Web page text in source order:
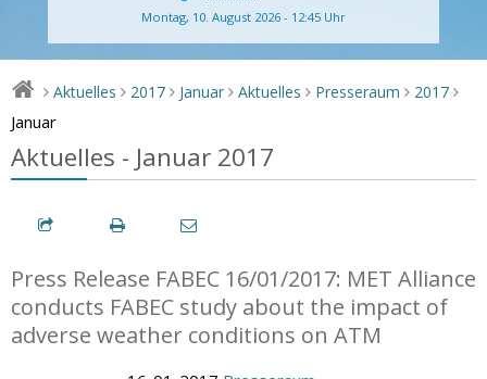
Montag, 10. August 2026 - 12:45 Uhr
> Aktuelles > 2017 > Januar > Aktuelles > Presseraum > 2017 >
Januar
Aktuelles - Januar 2017
Press Release FABEC 16/01/2017: MET Alliance
conducts FABEC study about the impact of
adverse weather conditions on ATM